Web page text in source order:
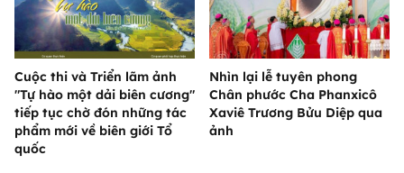
Cuộc thi và Triển lãm ảnh
"Tự hào một dải biên cương"
tiếp tục chờ đón những tác
phẩm mới về biên giới Tổ
quốc
Nhìn lại lễ tuyên phong
Chân phước Cha Phanxicô
Xaviê Trương Bửu Diệp qua
ảnh